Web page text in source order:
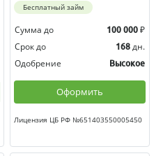
Бесплатный займ
Сумма до 100 000 ₽
Срок до
168 дн.
Одобрение
Высокое
Оформить
Лицензия ЦБ РФ №651403550005450